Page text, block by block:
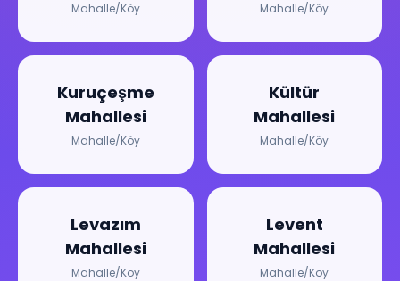
Mahalle/Köy Mahalle/Köy
Kuruçeşme
Mahallesi
Mahalle/Köy
Kültür
Mahallesi
Mahalle/Köy
Levazım
Mahallesi
Mahalle/Köy
Levent
Mahallesi
Mahalle/Köy